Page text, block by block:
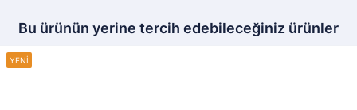
Bu ürünün yerine tercih edebileceğiniz ürünler